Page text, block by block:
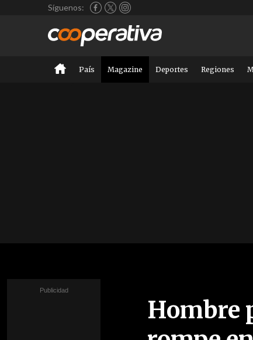
Síguenos:
País Magazine Deportes Regiones
Hombre